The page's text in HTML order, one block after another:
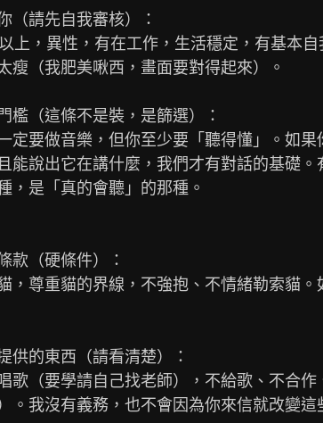
（請先自我審核）：
上，異性，有在工作，生活穩定，有基本
瘦（我肥美啾西，畫面要對得起來）。
檻（這條不是裝，是篩選）：
定要做音樂，但你至少要「聽得懂」。如果
能說出它在講什麼，我們才有對話的基礎
，是「真的會聽」的那種。
款（硬條件）：
，尊重貓的界線，不強抱、不情緒勒索貓
供的東西（請看清楚）：
歌（要學請自己找老師），不給歌、不合
。我沒有義務，也不會因為你來信就改變這